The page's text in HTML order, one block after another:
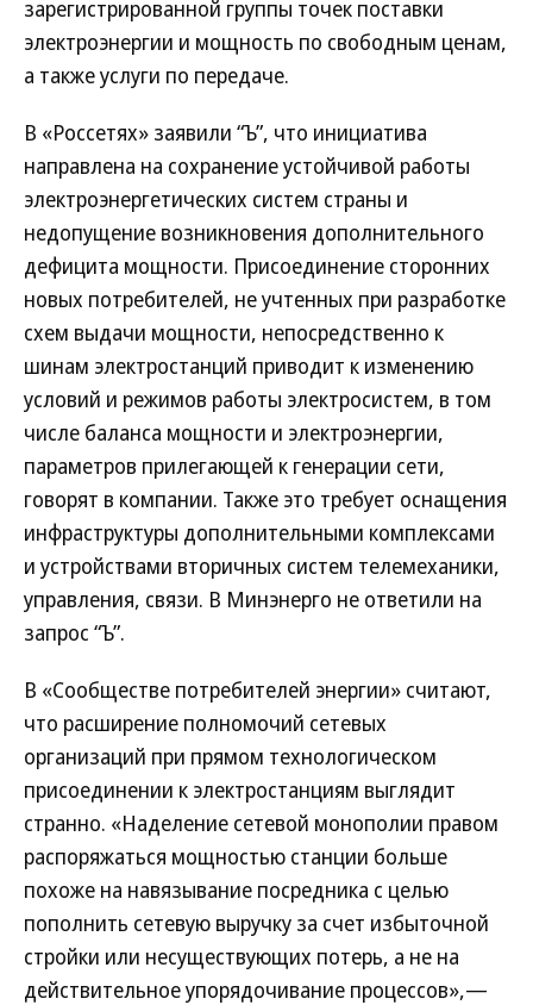
зарегистрированной группы точек поставки
электроэнергии и мощность по свободным ценам,
а также услуги по передаче.
В «Россетях» заявили “Ъ”, что инициатива
направлена на сохранение устойчивой работы
электроэнергетических систем страны и
недопущение возникновения дополнительного
дефицита мощности. Присоединение сторонних
новых потребителей, не учтенных при разработке
схем выдачи мощности, непосредственно к
шинам электростанций приводит к изменению
условий и режимов работы электросистем, в том
числе баланса мощности и электроэнергии,
параметров прилегающей к генерации сети,
говорят в компании. Также это требует оснащения
инфраструктуры дополнительными комплексами
и устройствами вторичных систем телемеханики,
управления, связи. В Минэнерго не ответили на
запрос “Ъ”.
В «Сообществе потребителей энергии» считают,
что расширение полномочий сетевых
организаций при прямом технологическом
присоединении к электростанциям выглядит
странно. «Наделение сетевой монополии правом
распоряжаться мощностью станции больше
похоже на навязывание посредника с целью
пополнить сетевую выручку за счет избыточной
стройки или несуществующих потерь, а не на
действительное упорядочивание процессов»,—